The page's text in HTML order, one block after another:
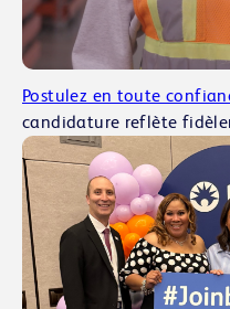
Postulez en toute
candidature reflète